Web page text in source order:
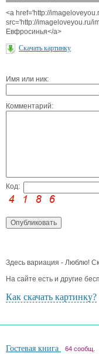
<a href='http://
src='http://imageloveyou.ru/
Евфросинья</a>
Скачать картинку
Имя или ник:
Комментарий:
Код:
Здесь вариация - Люблю!
На сайте есть и другие
Как скачать картинку?
Гостевая книга 64 сообщ.